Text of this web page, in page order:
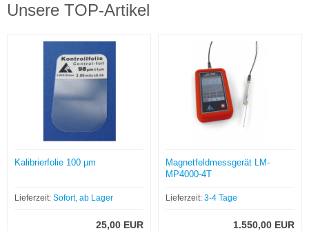
Unsere TOP-Artikel
Kalibrierfolie 100 µm
Lieferzeit: Sofort, ab Lager
25,00 EUR
Magnetfeldmessgerät LM-
MP4000-4T
Lieferzeit: 3-4 Tage
1.550,00 EUR